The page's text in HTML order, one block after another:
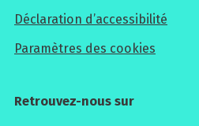
Déclaration d’accessibilité
Paramètres des cookies
Retrouvez-nous sur